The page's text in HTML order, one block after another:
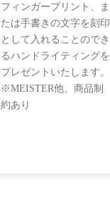
フィンガープリント、ま
たは手書きの文字を刻印
として入れることのでき
るハンドライティングを
プレゼントいたします。
※MEISTER他、商品制
約あり